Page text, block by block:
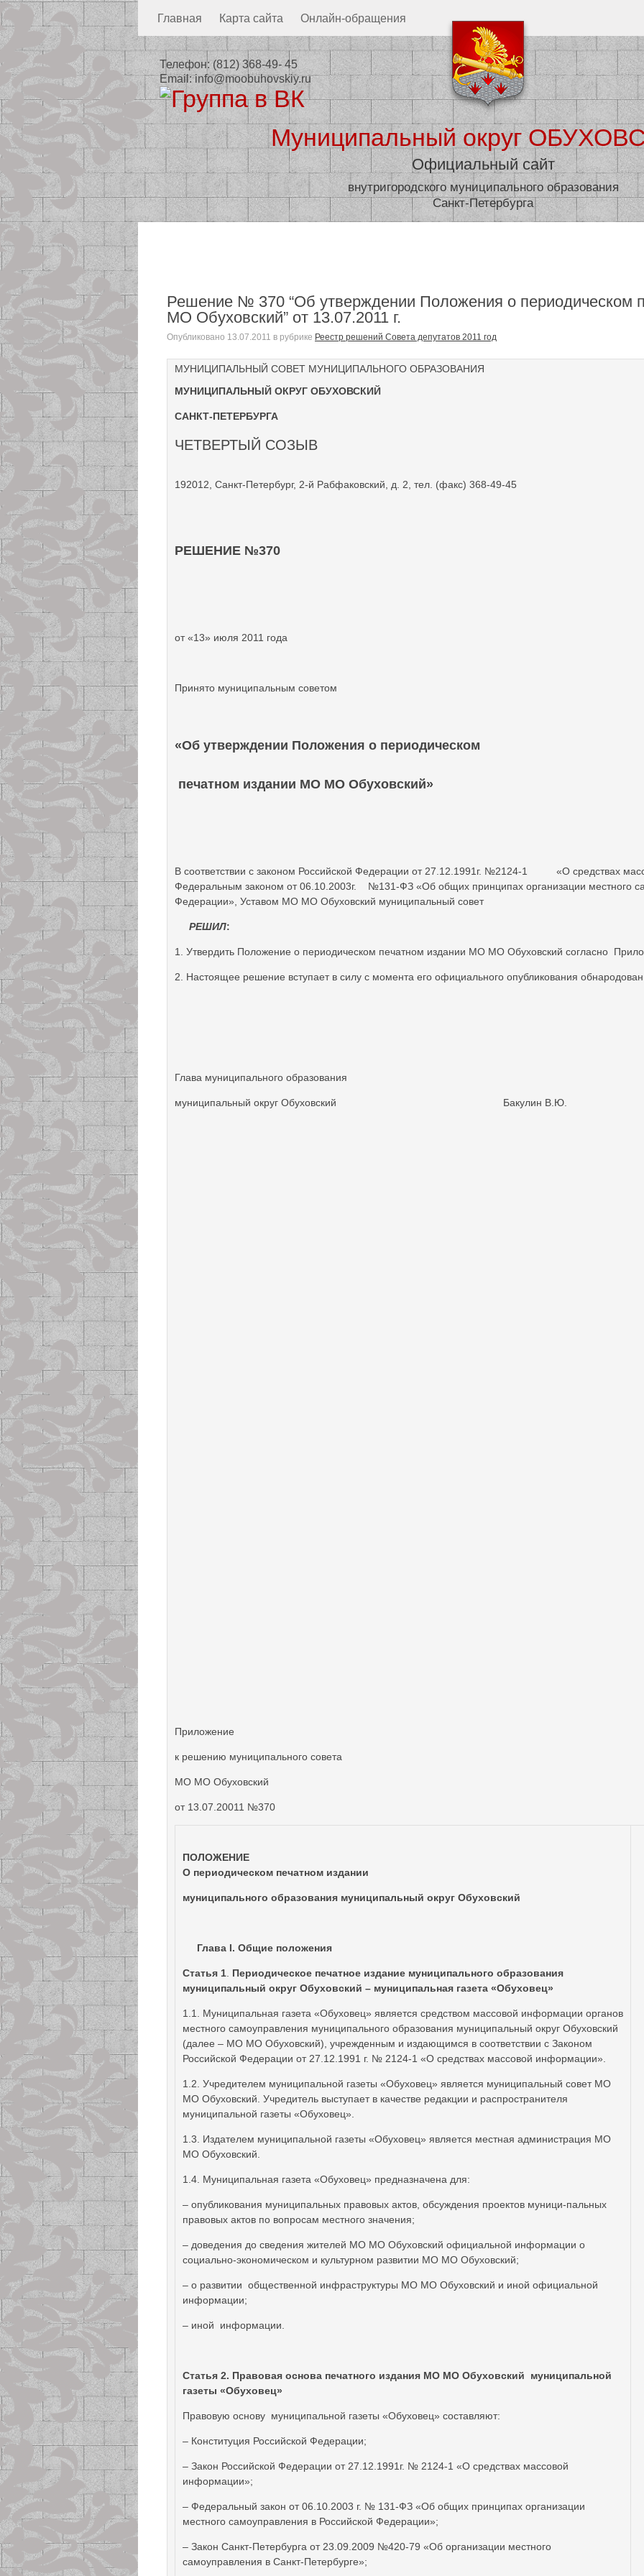
Главная Карта сайта Онлайн-обращения
Телефон: (812) 368-49- 45
Email:info@moobuhovskiy.ru
Муниципальный округ
Официальный сайт
внутригородского муниципального образования
Санкт-Петербурга
Решение № 370 “Об утверждении Положения о периодическом
МО Обуховский” от 13.07.2011 г.
Опубликовано 13.07.2011 в рубрике Реестр решений Совета депутатов 2011 год
МУНИЦИПАЛЬНЫЙ СОВЕТ МУНИЦИПАЛЬНОГО ОБРАЗОВАНИЯ
МУНИЦИПАЛЬНЫЙ ОКРУГ ОБУХОВСКИЙ
САНКТ-ПЕТЕРБУРГА
ЧЕТВЕРТЫЙ СОЗЫВ
192012, Санкт-Петербург, 2-й Рабфаковский, д. 2, тел. (факс) 368-49-45
РЕШЕНИЕ №370
от «13» июля 2011 года
Принято муниципальным советом
«Об утверждении Положения о периодическом
печатном издании МО МО Обуховский»
В соответствии с законом Российской Федерации от 27.12.1991г. №2124-1 «О средствах
Федеральным законом от 06.10.2003г. №131-ФЗ «Об общих принципах организации местного
Федерации», Уставом МО МО Обуховский муниципальный совет
РЕШИЛ:
1. Утвердить Положение о периодическом печатном издании МО МО Обуховский согласно
2. Настоящее решение вступает в силу с момента его официального опубликования
Глава муниципального образования
муниципальный округ Обуховский Бакулин В.Ю.
Приложение
к решению муниципального совета
МО МО Обуховский
от 13.07.20011 №370
ПОЛОЖЕНИЕ
О периодическом печатном издании
муниципального образования муниципальный округ Обуховский
Глава I. Общие положения
Статья 1 Периодическое печатное издание муниципального образования
муниципальный округ Обуховский – муниципальная газета «Обуховец»
1.1.
Муниципальная газета «Обуховец» является средством массовой информации органов
местного самоуправления муниципального образования муниципальный округ Обуховский
(далее – МО МО Обуховский), учрежденным и издающимся в соответствии с Законом
Российской Федерации от 27.12.1991 г. № 2124-1 «О средствах массовой информации».
1.2. Учредителем муниципальной газеты «Обуховец» является муниципальный совет МО
МО Обуховский. Учредитель выступает в качестве редакции и распространителя
муниципальной газеты «Обуховец».
1.3. Издателем муниципальной газеты «Обуховец» является местная администрация МО
МО Обуховский.
1.4. Муниципальная газета «Обуховец» предназначена для:
– опубликования муниципальных правовых актов, обсуждения проектов муници-пальных
правовых актов по вопросам местного значения;
– доведения до сведения жителей МО МО Обуховский официальной информации о
социально-экономическом и культурном развитии МО МО Обуховский;
– о развитии общественной инфраструктуры МО МО Обуховский и иной официальной
информации;
– иной информации.
Статья 2. Правовая основа печатного издания МО МО Обуховский муниципальной
газеты «Обуховец»
Правовую основу муниципальной газеты «Обуховец» составляют:
– Конституция Российской Федерации;
– Закон Российской Федерации от 27.12.1991г. № 2124-1 «О средствах массовой
информации»;
– Федеральный закон от 06.10.2003 г. № 131-ФЗ «Об общих принципах организации
местного самоуправления в Российской Федерации»;
– Закон Санкт-Петербурга от 23.09.2009 №420-79 «Об организации местного
самоуправления в Санкт-Петербурге»;